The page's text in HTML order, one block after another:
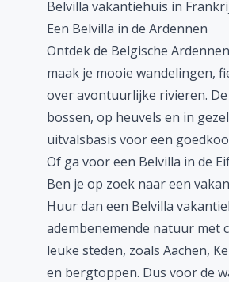
Belvilla vakantiehuis in
Een Belvilla in de Ardennen
Ontdek de Belgische
maak je mooie wandelingen,
over avontuurlijke rivieren.
bossen, op heuvels en in
uitvalsbasis voor een
Of ga voor een Belvilla in de
Ben je op zoek naar een
Huur dan een Belvilla
adembenemende natuur met
leuke steden, zoals Aachen,
en bergtoppen. Dus voor de